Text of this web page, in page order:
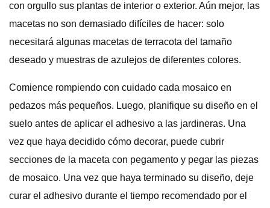
con orgullo sus plantas de interior o exterior. Aún mejor, las
macetas no son demasiado difíciles de hacer: solo
necesitará algunas macetas de terracota del tamaño
deseado y muestras de azulejos de diferentes colores.
Comience rompiendo con cuidado cada mosaico en
pedazos más pequeños. Luego, planifique su diseño en el
suelo antes de aplicar el adhesivo a las jardineras. Una
vez que haya decidido cómo decorar, puede cubrir
secciones de la maceta con pegamento y pegar las piezas
de mosaico. Una vez que haya terminado su diseño, deje
curar el adhesivo durante el tiempo recomendado por el